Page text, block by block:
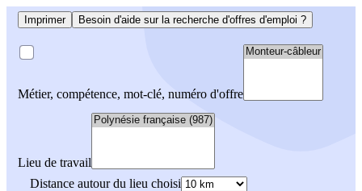
Imprimer Besoin d'aide sur la recherche d'offres d'emploi ?
Métier, compétence, mot-clé, numéro d'offre
Lieu de travail
Distance autour du lieu choisi